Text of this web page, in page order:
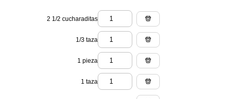
2 1/2 cucharaditas
1/3 taza
1 pieza
1 taza